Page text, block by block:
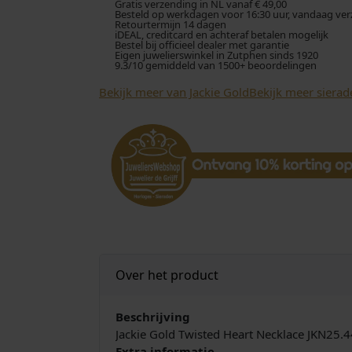
d
Gratis verzending in NL vanaf € 49,00
Besteld op werkdagen voor 16:30 uur, vandaag
Retourtermijn 14 dagen
iDEAL, creditcard en achteraf betalen mogelijk
Bestel bij officieel dealer met garantie
Eigen juwelierswinkel in Zutphen sinds 1920
9.3/10 gemiddeld van 1500+ beoordelingen
Bekijk meer van Jackie GoldBekijk meer
Over het product
Beschrijving
Jackie Gold Twisted Heart Necklace